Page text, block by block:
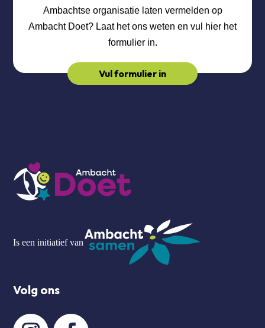
Ambachtse organisatie laten vermelden op
Ambacht Doet? Laat het ons weten en vul hier het
formulier in.
Vul formulier in
Is een initiatief van
Volg ons